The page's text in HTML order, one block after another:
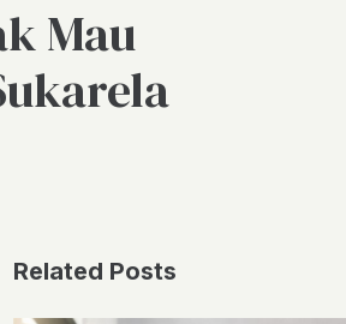
Mau
Related Posts